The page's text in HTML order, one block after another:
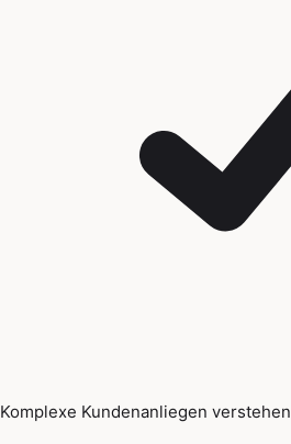
Komplexe Kundenanliegen verstehen